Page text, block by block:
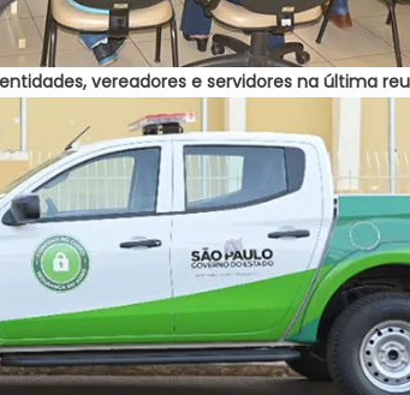
vereadores e servidores na última